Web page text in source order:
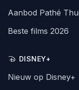
Aanbod Pathé
Beste films 2026
DISNEY+
Nieuw op Disney+